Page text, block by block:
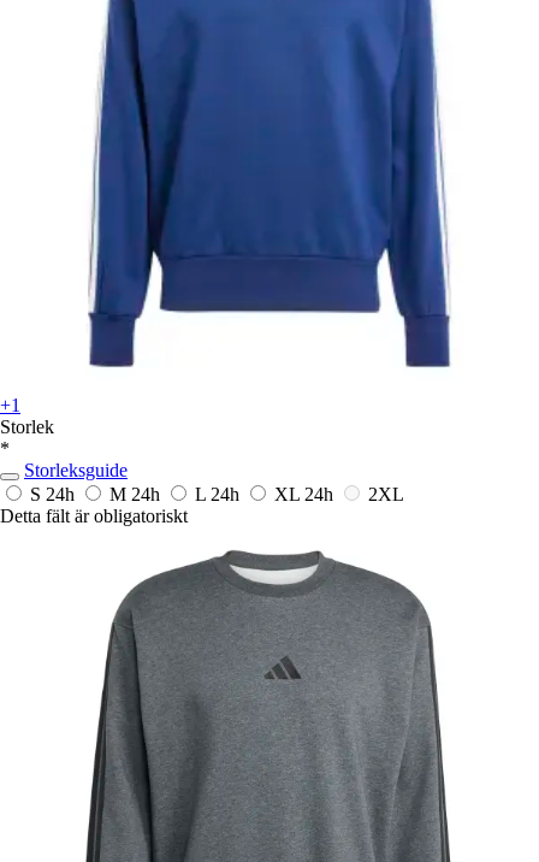
+1
Storlek
*
Storleksguide
S 24h M 24h L 24h XL 24h
2XL
Detta fält är obligatoriskt